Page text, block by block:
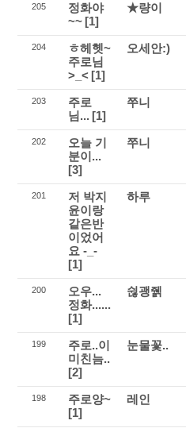
205
정화야
~~ [1]
★량이
204
ㅎ헤헷~
주로님
>_< [1]
오세안:)
203
주로
님... [1]
쭈니
202
오늘 기
분이...
[3]
쭈니
201
저 박지
윤이랑
같은반
이었어
요 -_-
[1]
하루
200
오우...
정화......
[1]
쉲괭줽
199
주로..이
미친늠..
[2]
눈물꽃..
198
주로양~
[1]
레인